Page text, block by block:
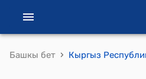
Башкы бет ›